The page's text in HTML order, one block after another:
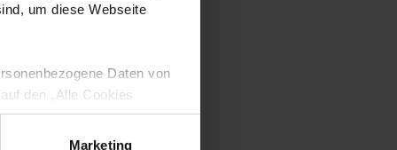
um diese Webseite
Daten von
den „Alle Cookies
Verarbeitung Ihrer
Art. 6 Abs. 1 lit. a DSGVO
Marketing